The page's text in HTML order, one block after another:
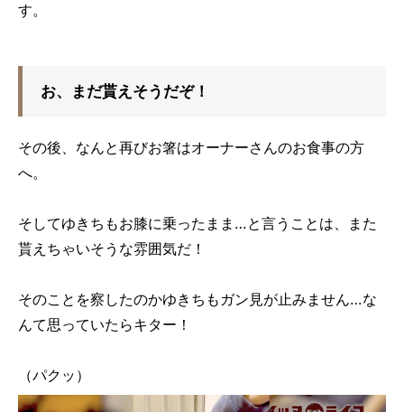
す。
お、まだ貰えそうだぞ！
その後、なんと再びお箸はオーナーさんのお食事の方
へ。
そしてゆきちもお膝に乗ったまま…と言うことは、また
貰えちゃいそうな雰囲気だ！
そのことを察したのかゆきちもガン見が止みません…な
んて思っていたらキター！
（パクッ）